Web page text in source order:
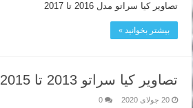
تصاویر کیا سراتو مدل 2016 تا 2017
بیشتر بخوانید »
تصاویر کیا سراتو 2013 تا 2015
20 جولای 2020 0